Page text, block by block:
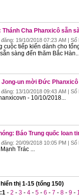
Cha Phanxicô sẵn
đăng: 19/10/2018 07:23 AM | Số
cuộc tiếp kiến dành cho
sàng đến thăm Bắc
Jong-un mời Đức Phanxicô
đăng: 13/10/2018 09:43 AM | Số
- 10/10/2018...
Báo Trung quốc loan
đăng: 20/09/2018 10:05 PM | Số
Trác ...
thị 1-15 (tổng 150)
1 - 2 - 3 - 4 - 5 - 6 - 7 - 8 - 9 -